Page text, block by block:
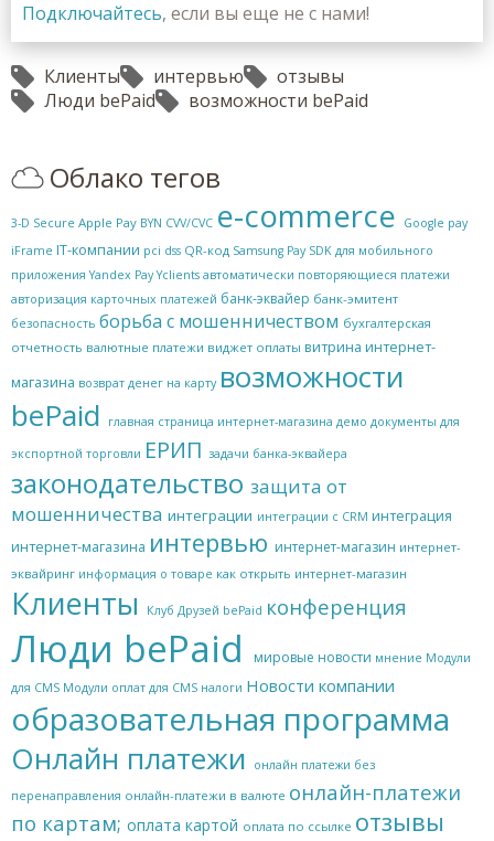
Подключайтесь, если вы еще не с нами!
Клиенты интервью
отзывы
Люди bePaid
возможности bePaid
Облако тегов
3-D Secure Apple Pay BYN CVV/CVC e-commerce
Google pay
iFrame IT-компании pci dss QR-код Samsung Pay SDK для мобильного
приложения Yandex Pay Yclients автоматически повторяющиеся платежи
авторизация карточных платежей банк-эквайер банк-эмитент
безопасность борьба с мошенничеством бухгалтерская
отчетность валютные платежи виджет оплаты витрина интернет-
магазина возврат денег на карту возможности
bePaid
главная страница интернет-магазина демо документы для
экспортной торговли ЕРИП задачи банка-эквайера
законодательство защита от
мошенничества интеграции интеграции с CRM интеграция
интернет-магазина интервью интернет-магазин интернет-
эквайринг информация о товаре как открыть интернет-магазин
Клиенты Клуб Друзей bePaid конференция
Люди bePaid мировые новости мнение Модули
для CMS Модули оплат для CMS налоги Новости компании
образовательная программа
Онлайн платежи
онлайн платежи без
перенаправления онлайн-платежи в валюте онлайн-платежи
по картам; оплата картой оплата по ссылке отзывы